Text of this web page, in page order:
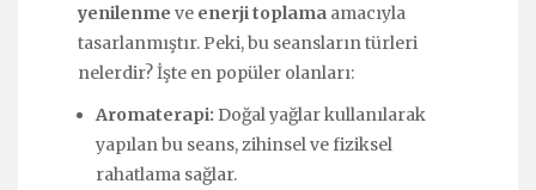
yenilenme ve enerji toplama amacıyla
tasarlanmıştır. Peki, bu seansların türleri
nelerdir? İşte en popüler olanları:
Aromaterapi: Doğal yağlar kullanılarak
yapılan bu seans, zihinsel ve fiziksel
rahatlama sağlar.